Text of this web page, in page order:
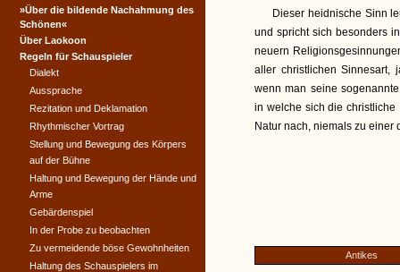
Dieser heidnische Sinn
und spricht sich besonders
neuern
aller christlichen Sinnesart,
wenn man seine
in welche sich die
Natur nach, niemals zu
Antikes
»Über die bildende Nachahmung des
Schönen«
Über Laokoon
Regeln für Schauspieler
Dialekt
Aussprache
Rezitation und Deklamation
Rhythmischer Vortrag
Stellung und Bewegung des Körpers
auf der Bühne
Haltung und Bewegung der Hände und
Arme
Gebärdenspiel
In der Probe zu beobachten
Zu vermeidende böse Gewohnheiten
Haltung des Schauspielers im